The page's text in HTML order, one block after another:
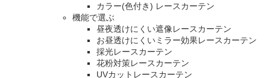
カラー(色付き) レースカーテン
機能で選ぶ
昼夜透けにくい遮像レースカーテン
お昼透けにくいミラー効果レースカーテン
採光レースカーテン
花粉対策レースカーテン
UVカットレースカーテン